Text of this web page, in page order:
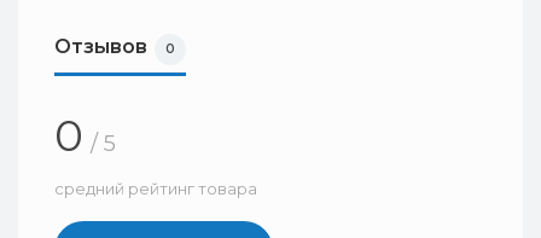
Отзывов 0
0 / 5
средний рейтинг товара